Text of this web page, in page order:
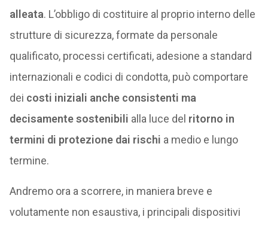
alleata. L’obbligo di costituire al proprio interno delle
strutture di sicurezza, formate da personale
qualificato, processi certificati, adesione a standard
internazionali e codici di condotta, può comportare
dei costi iniziali anche consistenti ma
decisamente sostenibili alla luce del ritorno in
termini di protezione dai rischi a medio e lungo
termine.
Andremo ora a scorrere, in maniera breve e
volutamente non esaustiva, i principali dispositivi